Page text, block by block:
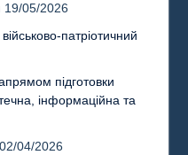
19/05/2026
патріотичний
підготовки
інформаційна та
02/04/2026